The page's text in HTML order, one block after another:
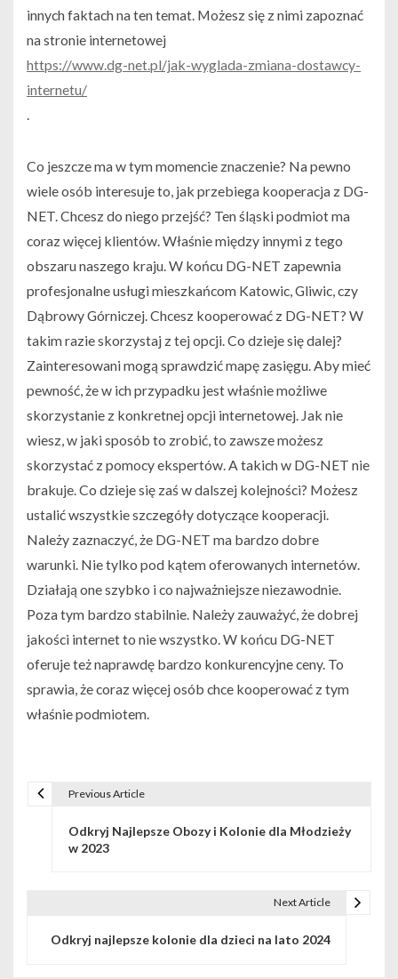
innych faktach na ten temat. Możesz się z nimi zapoznać
na stronie internetowej
https://www.dg-net.pl/jak-wyglada-zmiana-dostawcy-
internetu/
.
Co jeszcze ma w tym momencie znaczenie? Na pewno
wiele osób interesuje to, jak przebiega kooperacja z DG-
NET. Chcesz do niego przejść? Ten śląski podmiot ma
coraz więcej klientów. Właśnie między innymi z tego
obszaru naszego kraju. W końcu DG-NET zapewnia
profesjonalne usługi mieszkańcom Katowic, Gliwic, czy
Dąbrowy Górniczej. Chcesz kooperować z DG-NET? W
takim razie skorzystaj z tej opcji. Co dzieje się dalej?
Zainteresowani mogą sprawdzić mapę zasięgu. Aby mieć
pewność, że w ich przypadku jest właśnie możliwe
skorzystanie z konkretnej opcji internetowej. Jak nie
wiesz, w jaki sposób to zrobić, to zawsze możesz
skorzystać z pomocy ekspertów. A takich w DG-NET nie
brakuje. Co dzieje się zaś w dalszej kolejności? Możesz
ustalić wszystkie szczegóły dotyczące kooperacji.
Należy zaznaczyć, że DG-NET ma bardzo dobre
warunki. Nie tylko pod kątem oferowanych internetów.
Działają one szybko i co najważniejsze niezawodnie.
Poza tym bardzo stabilnie. Należy zauważyć, że dobrej
jakości internet to nie wszystko. W końcu DG-NET
oferuje też naprawdę bardzo konkurencyjne ceny. To
sprawia, że coraz więcej osób chce kooperować z tym
właśnie podmiotem.
Previous Article
Odkryj Najlepsze Obozy i Kolonie dla Młodzieży
w 2023
Next Article
Odkryj najlepsze kolonie dla dzieci na lato 2024